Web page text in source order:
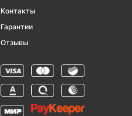
Контакты
Гарантии
Отзывы